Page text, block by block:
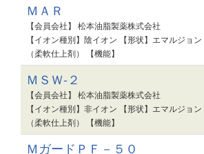
ＭＡＲ
【会員会社】 松本油脂製薬株式会社
【イオン種別】陰イオン 【形状】エマルジョ
（柔軟仕上剤） 【機能】
ＭＳＷ-２
【会員会社】 松本油脂製薬株式会社
【イオン種別】非イオン 【形状】エマルジョ
（柔軟仕上剤） 【機能】
ＭガードＰＦ－５０